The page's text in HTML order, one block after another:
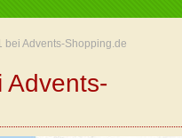
Advents-Shopping.de
Advents-